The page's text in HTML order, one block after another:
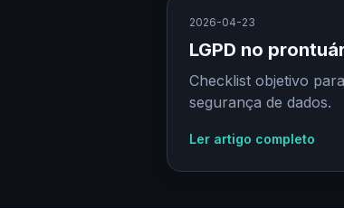
2026-04-23
LGPD no
Checklist objetivo
segurança de dados.
Ler artigo completo